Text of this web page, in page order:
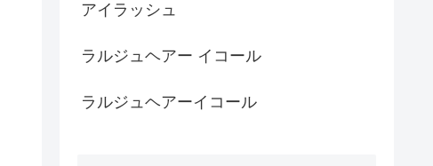
アイラッシュ
ラルジュヘアー イコール
ラルジュヘアーイコール